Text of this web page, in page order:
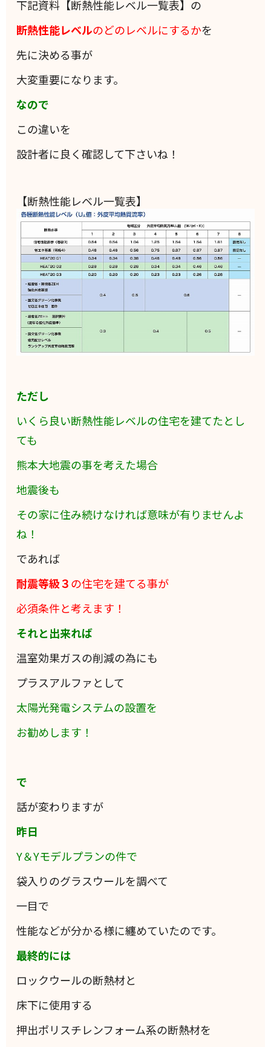
下記資料【断熱性能レベル一覧表】の
断熱性能レベルのどのレベルにするかを
先に決める事が
大変重要になります。
なので
この違いを
設計者に良く確認して下さいね！
【断熱性能レベル一覧表】
ただし
いくら良い断熱性能レベルの住宅を建てたとし
ても
熊本大地震の事を考えた場合
地震後も
その家に住み続けなければ意味が有りませんよ
ね！
であれば
耐震等級３の住宅を建てる事が
必須条件と考えます！
それと出来れば
温室効果ガスの削減の為にも
プラスアルファとして
太陽光発電システムの設置を
お勧めします！
で
話が変わりますが
昨日
Y＆Yモデルプランの件で
袋入りのグラスウールを調べて
一目で
性能などが分かる様に纏めていたのです。
最終的には
ロックウールの断熱材と
床下に使用する
押出ポリスチレンフォーム系の断熱材を